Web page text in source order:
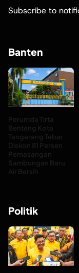
Subscribe to
Banten
Perumda Tirta
Benteng Kota
Tangerang Tebar
Diskon 81 Persen
Pemasangan
Sambungan Baru
Air Bersih
Politik